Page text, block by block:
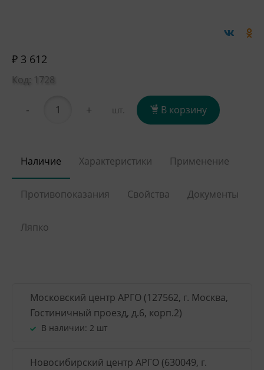
₽ 3 612
Код: 1728
- + шт. В корзину
Наличие Характеристики Применение
Противопоказания Свойства Документы
Ляпко
Московский центр АРГО (127562, г. Москва,
Гостиничный проезд, д.6, корп.2)
В наличии: 2 шт
Новосибирский центр АРГО (630049, г.